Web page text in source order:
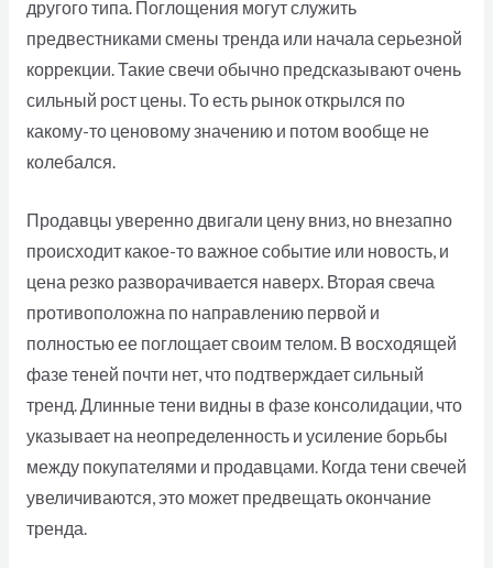
другого типа. Поглощения могут служить
предвестниками смены тренда или начала серьезной
коррекции. Такие свечи обычно предсказывают очень
сильный рост цены. То есть рынок открылся по
какому-то ценовому значению и потом вообще не
колебался.
Продавцы уверенно двигали цену вниз, но внезапно
происходит какое-то важное событие или новость, и
цена резко разворачивается наверх. Вторая свеча
противоположна по направлению первой и
полностью ее поглощает своим телом. В восходящей
фазе теней почти нет, что подтверждает сильный
тренд. Длинные тени видны в фазе консолидации, что
указывает на неопределенность и усиление борьбы
между покупателями и продавцами. Когда тени свечей
увеличиваются, это может предвещать окончание
тренда.